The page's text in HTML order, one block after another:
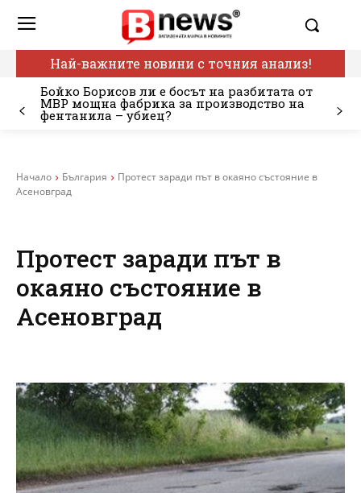
Най-важните новини с точния анализ!
Бойко Борисов ли е босът на разбитата от
МВР мощна фабрика за производство на
фентанила – убиец?
Начало България
Протест заради път в окаяно състояние в
Асеновград
Протест заради път в
окаяно състояние в
Асеновград